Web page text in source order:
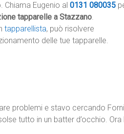
Eugenio al 0131 080035
tapparelle a Stazzano.
tapparellista, può risolvere
delle tue tapparelle.
problemi e stavo cercando
tutto in un batter d’occhio. Ora